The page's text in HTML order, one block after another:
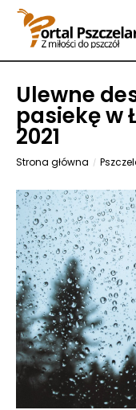
Ulewne
pasiekę w
2021
Strona główna